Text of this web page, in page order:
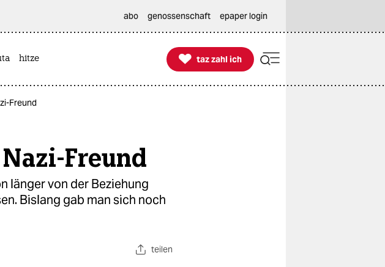
abo genossenschaft epaper login
hitze 
taz zahl ich
taz zahl ich
Freund
Freund
länger von der Beziehung
Bislang gab man sich noch
teilen